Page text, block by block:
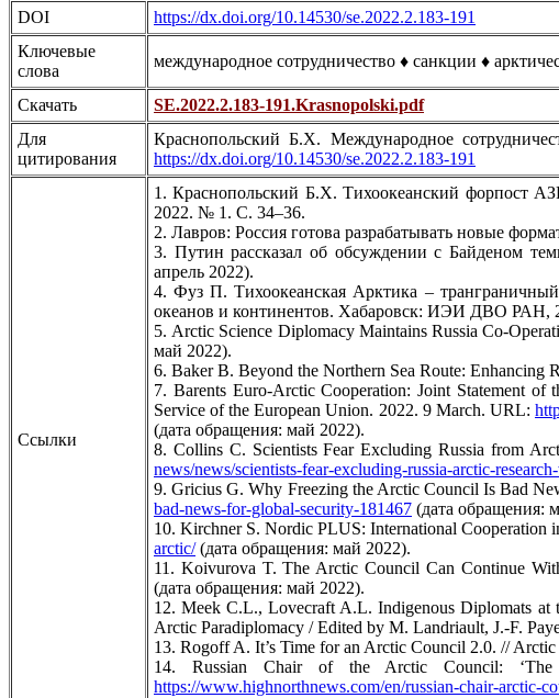
DOI
https://dx.doi.org/10.14530/se.2022.2.183-191
Ключевые
слова
международное сотрудничество ♦ санкции ♦
Скачать
SE.2022.2.183-191.Krasnopolski.pdf
Для
цитирования
Краснопольский Б.Х. Международное
https://dx.doi.org/10.14530/se.2022.2.183-191
Ссылки
1. Краснопольский Б.Х. Тихоокеанский форпост
2022. № 1. С. 34–36.
2. Лавров: Россия готова разрабатывать новые
3. Путин рассказал об обсуждении с Байденом
апрель 2022).
4. Фуз П. Тихоокеанская Арктика –
океанов и континентов. Хабаровск: ИЭИ ДВО РАН,
5. Arctic Science Diplomacy Maintains Russia Co-
май 2022).
6. Baker B. Beyond the Northern Sea Route: Enhancing
7. Barents Euro-Arctic Cooperation: Joint Statement
Service of the European Union. 2022. 9 March. URL:
(дата обращения: май 2022).
8. Collins C. Scientists Fear Excluding Russia from
news/news/scientists-fear-excluding-russia-arctic-
9. Gricius G. Why Freezing the Arctic Council Is Bad
bad-news-for-global-security-181467 (дата обращения:
10. Kirchner S. Nordic PLUS: International Cooperation
arctic/(дата обращения: май 2022).
11. Koivurova T. The Arctic Council Can Continue
(дата обращения: май 2022).
12. Meek C.L., Lovecraft A.L. Indigenous Diplomats at
Arctic Paradiplomacy / Edited by M. Landriault, J.-F.
13. Rogoff A. It’s Time for an Arctic Council 2.0. //
14. Russian Chair of the Arctic Council:
https://www.highnorthnews.com/en/russian-chair-arctic-